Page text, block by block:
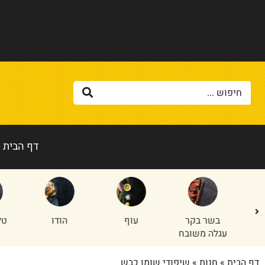
דף הבית
בשר בקר
עגלה משובח
עוף הודו